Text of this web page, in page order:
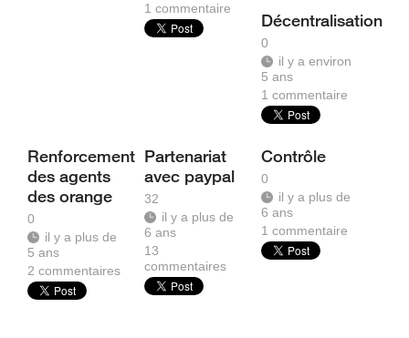
1commentaire
Décentralisation
0
il y a environ
5 ans
1commentaire
Renforcement
des agents
des orange
0
il y a plus de
5 ans
2 commentaires
Partenariat
avec paypal
32
il y a plus de
6 ans
13
commentaires
Contrôle
0
il y a plus de
6 ans
1commentaire